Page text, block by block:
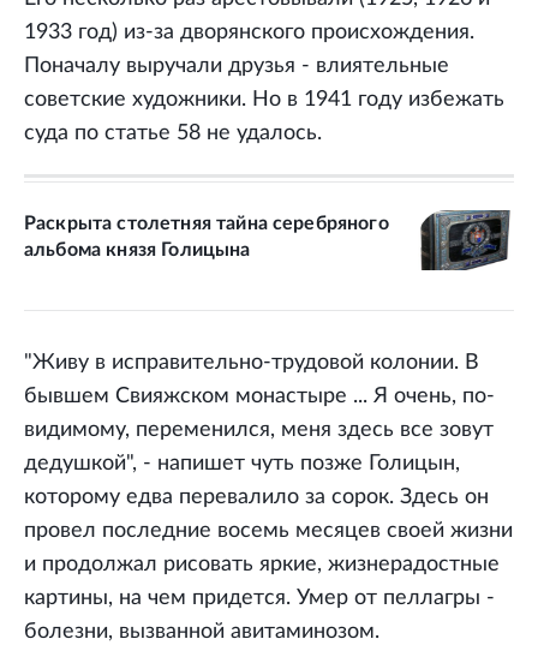
1933 год) из-за дворянского происхождения.
Поначалу выручали друзья - влиятельные
советские художники. Но в 1941 году избежать
суда по статье 58 не удалось.
Раскрыта столетняя тайна серебряного
альбома князя Голицына
"Живу в исправительно-трудовой колонии. В
бывшем Свияжском монастыре ... Я очень, по-
видимому, переменился, меня здесь все зовут
дедушкой", - напишет чуть позже Голицын,
которому едва перевалило за сорок. Здесь он
провел последние восемь месяцев своей жизни
и продолжал рисовать яркие, жизнерадостные
картины, на чем придется. Умер от пеллагры -
болезни, вызванной авитаминозом.